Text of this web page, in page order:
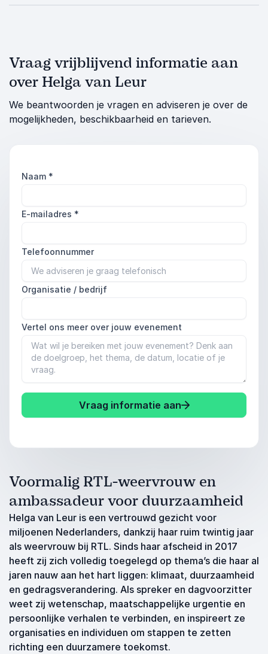
Vraag vrijblijvend informatie aan
over Helga van Leur
We beantwoorden je vragen en adviseren je over de
mogelijkheden, beschikbaarheid en tarieven.
Naam *
E-mailadres *
Telefoonnummer
Organisatie / bedrijf
Vertel ons meer over jouw evenement
Vraag informatie aan
Voormalig RTL-weervrouw en
ambassadeur voor duurzaamheid
Helga van Leur is een vertrouwd gezicht voor
miljoenen Nederlanders, dankzij haar ruim twintig jaar
als weervrouw bij RTL. Sinds haar afscheid in 2017
heeft zij zich volledig toegelegd op thema’s die haar al
jaren nauw aan het hart liggen: klimaat, duurzaamheid
en gedragsverandering. Als spreker en dagvoorzitter
weet zij wetenschap, maatschappelijke urgentie en
persoonlijke verhalen te verbinden, en inspireert ze
organisaties en individuen om stappen te zetten
richting een duurzamere toekomst.